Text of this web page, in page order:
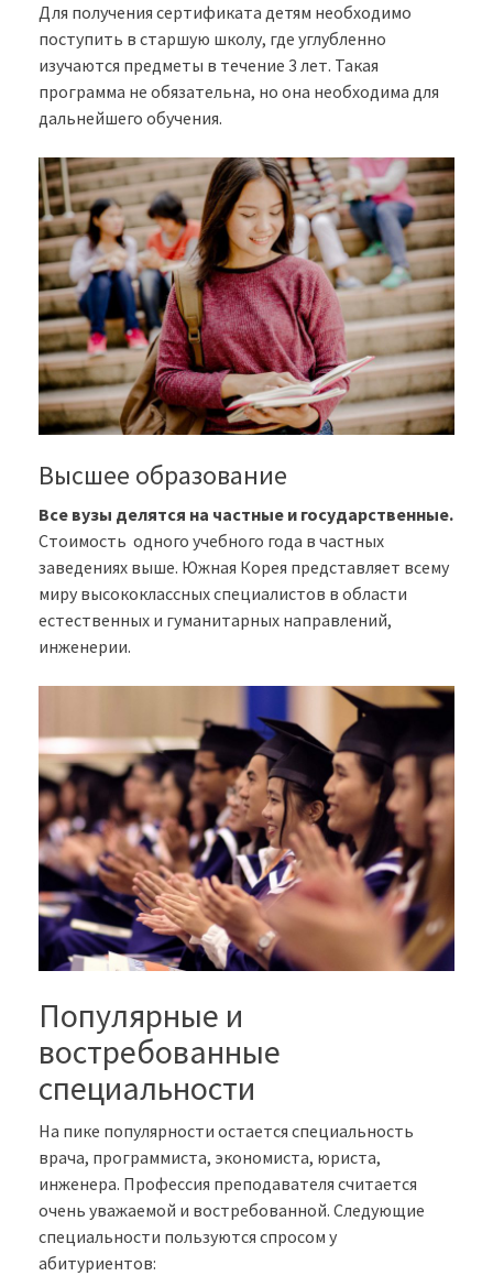
Для получения сертификата детям необходимо
поступить в старшую школу, где углубленно
изучаются предметы в течение 3 лет. Такая
программа не обязательна, но она необходима для
дальнейшего обучения.
Высшее образование
Все вузы делятся на частные и государственные.
Стоимость одного учебного года в частных
заведениях выше. Южная Корея представляет всему
миру высококлассных специалистов в области
естественных и гуманитарных направлений,
инженерии.
Популярные и
востребованные
специальности
На пике популярности остается специальность
врача, программиста, экономиста, юриста,
инженера. Профессия преподавателя считается
очень уважаемой и востребованной. Следующие
специальности пользуются спросом у
абитуриентов: